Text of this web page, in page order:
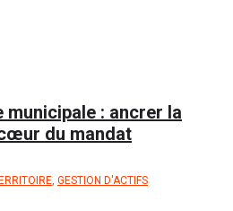
municipale : ancrer la
du mandat
, GESTION D'ACTIFS